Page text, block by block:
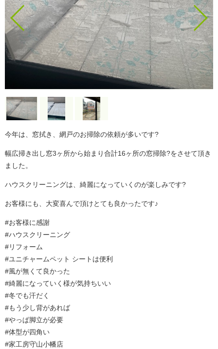
今年は、窓拭き、網戸のお掃除の依頼が多いです?
幅広掃き出し窓3ヶ所から始まり合計16ヶ所の窓掃除?をさせて頂き
ました。
ハウスクリーニングは、綺麗になっていくのが楽しみです?
お客様にも、大変喜んで頂けとても良かったです♪
#お客様に感謝
#ハウスクリーニング
#リフォーム
#ユニチャームペット シートは便利
#風が無くて良かった
#綺麗になっていく様が気持ちいい
#冬でも汗だく
#もう少し背があれば
#やっぱ脚立が必要
#体型が四角い
#家工房守山小幡店